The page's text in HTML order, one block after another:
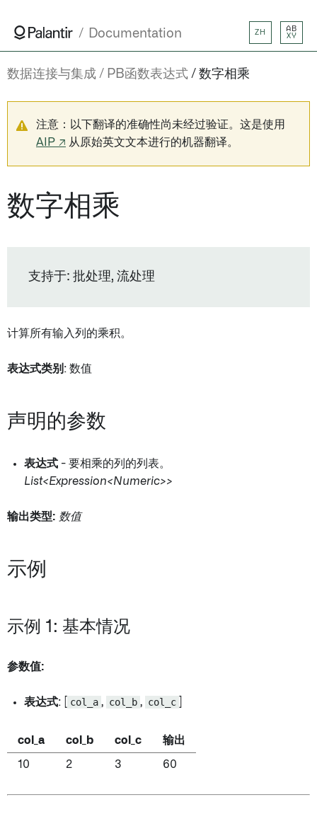
Documentation ZH
AB
XY
数据连接与集成 PB函数表达式 数字相乘
注意：以下翻译的准确性尚未经过验证。这是使用
AIP ↗ 从原始英文文本进行的机器翻译。
数字相乘
支持于: 批处理, 流处理
计算所有输入列的乘积。
表达式类别 : 数值
声明的参数
表达式 - 要相乘的列的列表。
List<Expression<Numeric>>
输出类型: 数值
示例
示例 1: 基本情况
参数值:
表达式: [ col_a , col_b , col_c
col_a col_b col_c 输出
10 2 3 60